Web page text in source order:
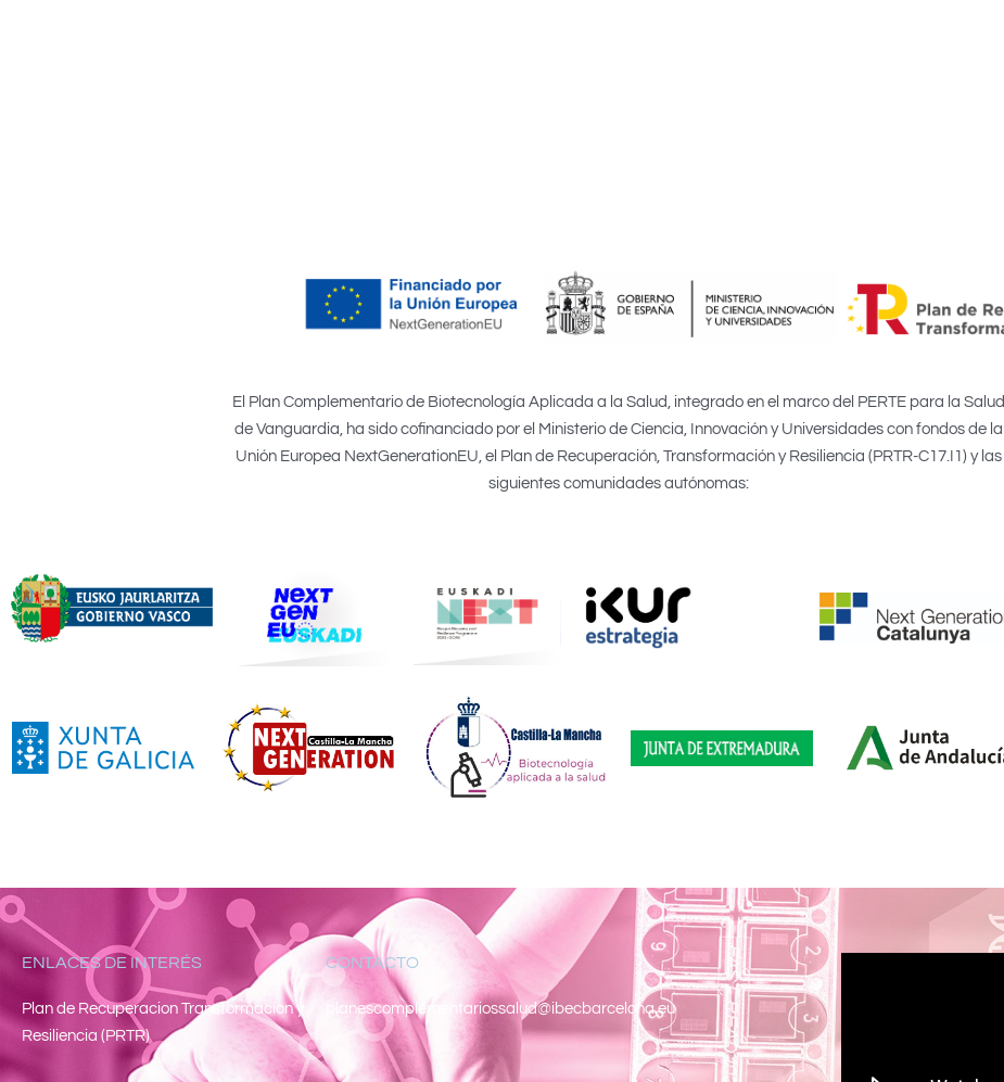
El Plan Complementario de Biotecnología Aplicada a la Salud, integrado en el marco del PERTE para la Salud
de Vanguardia, ha sido cofinanciado por el Ministerio de Ciencia, Innovación y Universidades con fondos de la
Unión Europea NextGenerationEU, el Plan de Recuperación, Transformación y Resiliencia (PRTR-C17.I1) y las
siguientes comunidades autónomas:
ENLACES DE INTERÉS
Pl an de Recuperacion Transformacion y
Resiliencia (PRTR)
CONTACTO
planescomplementariossalud@ibecbarcelona.eu